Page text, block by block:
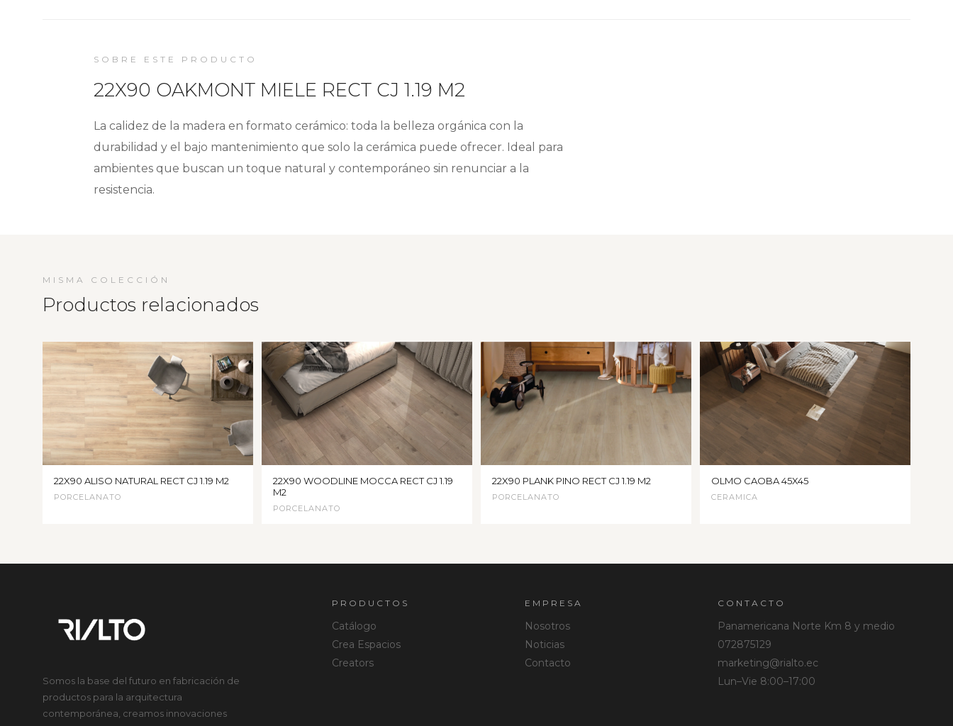
SOBRE ESTE PRODUCTO
22X90 OAKMONT MIELE RECT CJ 1.19 M2
La calidez de la madera en formato cerámico: toda la belleza orgánica con la
durabilidad y el bajo mantenimiento que solo la cerámica puede ofrecer. Ideal para
ambientes que buscan un toque natural y contemporáneo sin renunciar a la
resistencia.
MISMA COLECCIÓN
Productos relacionados
22X90 ALISO NATURAL RECT CJ 1.19 M2
PORCELANATO
22X90 WOODLINE MOCCA RECT CJ 1.19
M2
PORCELANATO
22X90 PLANK PINO RECT CJ 1.19 M2
PORCELANATO
OLMO CAOBA 45X45
CERAMICA
Somos la base del futuro en fabricación de
productos para la arquitectura
contemporánea, creamos innovaciones
PRODUCTOS
Catálogo
Crea Espacios
Creators
EMPRESA
Nosotros
Noticias
Contacto
CONTACTO
Panamericana Norte Km 8 y medio
072875129
marketing@rialto.ec
Lun–Vie 8:00–17:00